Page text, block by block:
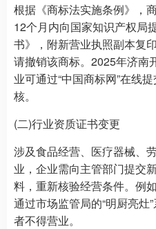
根据《商标法实施条例》，
12个月内向国家知识产权局
书》，附新营业执照副本复
请撤销该商标。2025年济南
业可通过“中国商标网”在线
核。
(二)行业资质证书变更
涉及食品经营、医疗器械、
业，企业需向主管部门提交
料，重新核验经营条件。例
通过市场监管局的“明厨亮灶
者不得营业。